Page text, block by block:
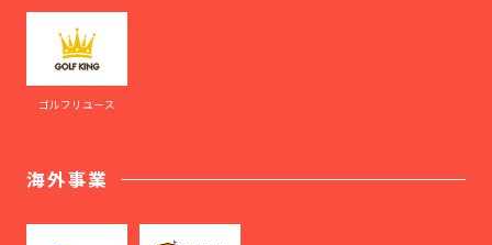
ゴルフリユース
海外事業